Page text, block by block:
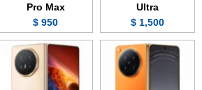
Ultra
1,500 $
Pro Max
950 $